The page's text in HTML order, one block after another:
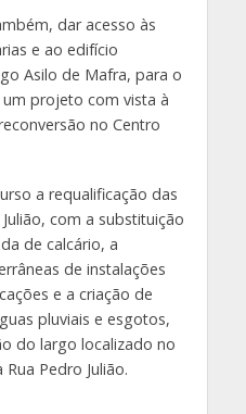
dar acesso às
e ao edifício
Asilo de Mafra, para o
projeto com vista à
no Centro
a requalificação das
com a substituição
de calcário, a
de instalações
e a criação de
pluviais e esgotos,
do largo localizado no
Pedro Julião.